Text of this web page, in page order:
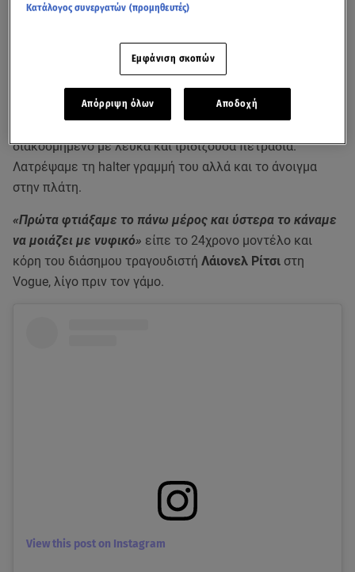
παντρεύτηκε με τον αγαπημένο της,
και η νύφη μαγνήτισε τα βλέμματα με το υπέροχο
custon-made νυφικό της από τον οίκο Chanel.
Το νυφικό ήταν ένα φόρεμα υψηλής ραπτικής, που
σχεδιάστηκε ειδικά για τη Σοφία Ρίτσι και ήταν
διακοσμημένο με λευκά και ιριδίζουσα πετράδια.
Λατρέψαμε τη halter γραμμή του αλλά και το άνοιγμα
στην πλάτη.
«Πρώτα φτιάξαμε το πάνω μέρος και ύστερα το κάναμε
να μοιάζει με νυφικό» είπε το 24χρονο μοντέλο και
κόρη του διάσημου τραγουδιστή Λάιονελ Ρίτσι στη
Vogue, λίγο πριν τον γάμο.
View this post on Instagram
Κατάλογος συνεργατών (προμηθευτές)
Εμφάνιση σκοπών
Απόρριψη όλων Αποδοχή